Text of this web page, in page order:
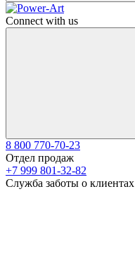
Connect with us
8 800 770-70-23
Отдел продаж
+7 999 801-32-82
Служба заботы о клиентах